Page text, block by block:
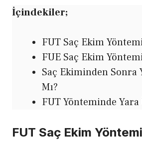
İçindekiler;
FUT Saç Ekim
FUE Saç Ekim
Saç Ekiminden Sonra
Mı?
FUT Yönteminde
FUT Saç Ekim